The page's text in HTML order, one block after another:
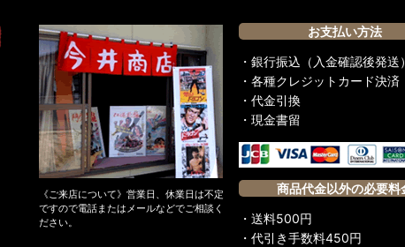
《ご来店について》営業日、休業日は不定
ですので電話またはメールなどでご相談く
ださい。
お支払い方法
・銀行振込（入金確認後発送
・各種クレジットカード決済
・代金引換
・現金書留
商品代金以外の必要料
・送料500円
・代引き手数料450円